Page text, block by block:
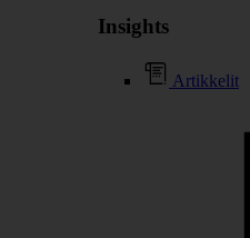
Insights
Artikkelit